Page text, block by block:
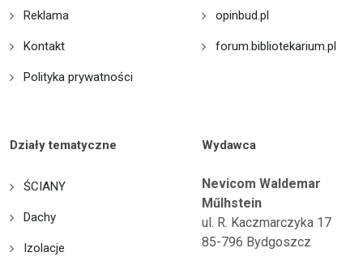
Reklama
Kontakt
Polityka prywatności
opinbud.pl
forum.bibliotekarium.pl
Działy tematyczne
ŚCIANY
Dachy
Izolacje
Wydawca
Nevicom Waldemar
Műlhstein
ul. R. Kaczmarczyka 17
85-796 Bydgoszcz